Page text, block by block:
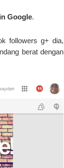
Google.
followers g+ dia,
berat dengan